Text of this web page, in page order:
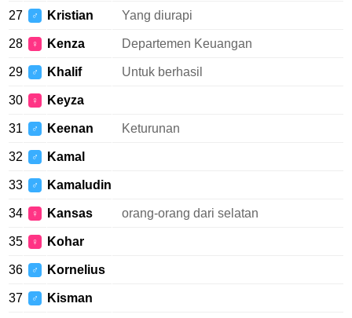
27 ♂ Kristian Yang diurapi
28 ♀ Kenza Departemen Keuangan
29 ♂ Khalif Untuk berhasil
30 ♀ Keyza
31 ♂ Keenan Keturunan
32 ♂ Kamal
33 ♂ Kamaludin
34 ♀ Kansas orang-orang dari selatan
35 ♀ Kohar
36 ♂ Kornelius
37 ♂ Kisman